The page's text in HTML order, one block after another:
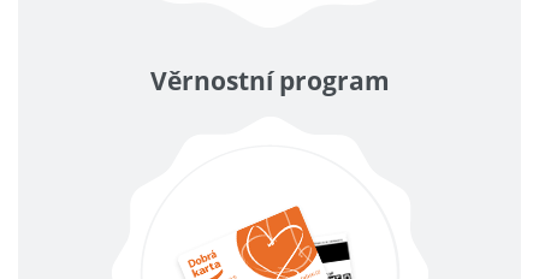
Věrnostní program